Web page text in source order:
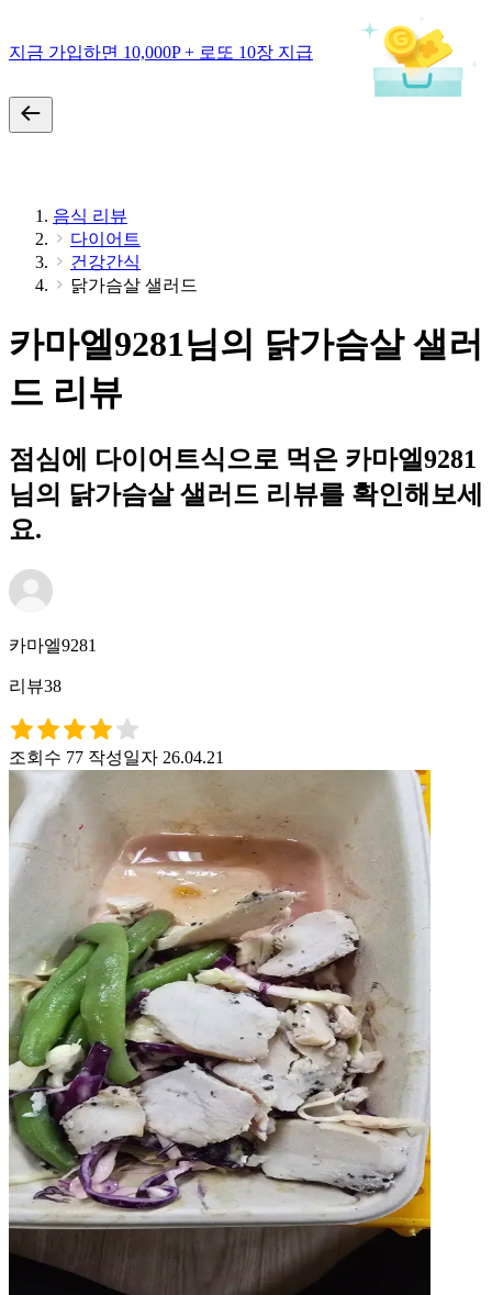
지금 가입하면 10,000P + 로또 10장 지급
음식 리뷰
다이어트
건강간식
닭가슴살 샐러드
카마엘9281님의 닭가슴살 샐러
드 리뷰
점심에 다이어트식으로 먹은 카마엘9281
님의 닭가슴살 샐러드 리뷰를 확인해보세
요.
카마엘9281
리뷰38
조회수 77 작성일자 26.04.21